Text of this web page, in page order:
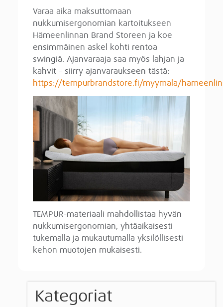
Varaa aika maksuttomaan
nukkumisergonomian kartoitukseen
Hämeenlinnan Brand Storeen ja koe
ensimmäinen askel kohti rentoa
swingiä. Ajanvaraaja saa myös lahjan ja
kahvit – siirry ajanvaraukseen tästä:
https://tempurbrandstore.fi/myymala/
TEMPUR-materiaali mahdollistaa hyvän
nukkumisergonomian, yhtäaikaisesti
tukemalla ja mukautumalla yksilöllisesti
kehon muotojen mukaisesti.
Kategoriat